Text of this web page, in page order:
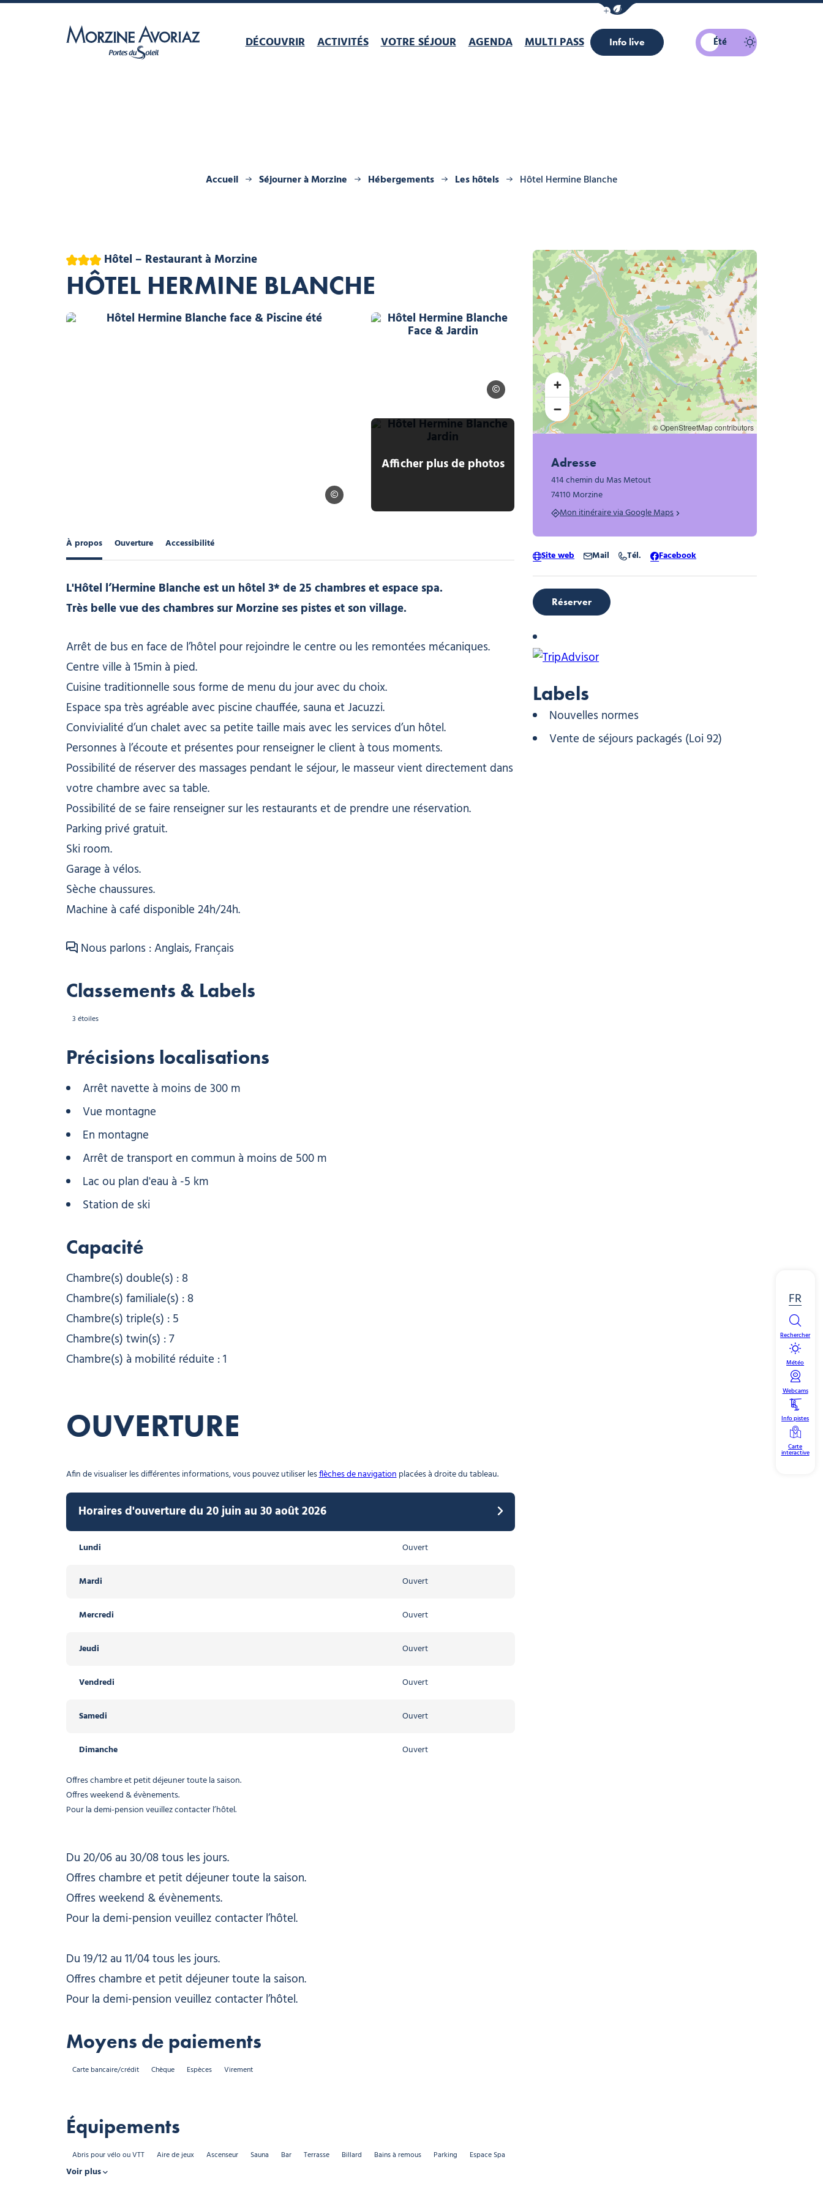
Afficher la barre de navigation du mode éco
DÉCOUVRIR ACTIVITÉS VOTRE SÉJOUR AGENDA MULTI PASS Info live Été
Accueil Séjourner à Morzine Hébergements Les hôtels Hôtel Hermine Blanche
FR
Rechercher
Météo
Webcams
Info pistes
Carte
interactive
3 étoilesHôtel – Restaurantà Morzine
HÔTEL HERMINE BLANCHE
Hôtel Hermine Blanche face & Piscine été, © Hôtel Hermine Blanche
Hôtel Hermine Blanche
Hôtel Hermine Blanche Face & Jardin , © Hôtel Hermine Blanche
Hôtel Hermine Blanche
Afficher plus de photos
Hôtel Hermine Blanche Jardin, © Hôtel Hermine Blanche
Hôtel Hermine Blanche
À propos Ouverture Accessibilité
L'Hôtel l’Hermine Blanche est un hôtel 3* de 25 chambres et espace spa.
Très belle vue des chambres sur Morzine ses pistes et son village.
Arrêt de bus en face de l’hôtel pour rejoindre le centre ou les remontées mécaniques.
Centre ville à 15min à pied.
Cuisine traditionnelle sous forme de menu du jour avec du choix.
Espace spa très agréable avec piscine chauffée, sauna et Jacuzzi.
Convivialité d’un chalet avec sa petite taille mais avec les services d’un hôtel.
Personnes à l’écoute et présentes pour renseigner le client à tous moments.
Possibilité de réserver des massages pendant le séjour, le masseur vient directement dans
votre chambre avec sa table.
Possibilité de se faire renseigner sur les restaurants et de prendre une réservation.
Parking privé gratuit.
Ski room.
Garage à vélos.
Sèche chaussures.
Machine à café disponible 24h/24h.
Nous parlons : Anglais, Français
Classements & Labels
3 étoiles
Précisions localisations
Arrêt navette à moins de 300 m
Vue montagne
En montagne
Arrêt de transport en commun à moins de 500 m
Lac ou plan d'eau à -5 km
Station de ski
Capacité
Chambre(s) double(s) : 8
Chambre(s) familiale(s) : 8
Chambre(s) triple(s) : 5
Chambre(s) twin(s) : 7
Chambre(s) à mobilité réduite : 1
OUVERTURE
Afin de visualiser les différentes informations, vous pouvez utiliser lesflèches de navigationplacées à droite du tableau.
Horaires d'ouverture du 20 juin au 30 août 2026
Lundi Ouvert
Mardi Ouvert
Mercredi Ouvert
Jeudi Ouvert
Vendredi Ouvert
Samedi Ouvert
Dimanche Ouvert
Offres chambre et petit déjeuner toute la saison.
Offres weekend & évènements.
Pour la demi-pension veuillez contacter l’hôtel.
Horaires d'ouverture du 19 décembre 2026 au 11 avril 2027
Lundi Ouvert
Mardi Ouvert
Mercredi Ouvert
Jeudi Ouvert
Vendredi Ouvert
Samedi Ouvert
Dimanche Ouvert
Du 20/06 au 30/08 tous les jours.
Offres chambre et petit déjeuner toute la saison.
Offres weekend & évènements.
Pour la demi-pension veuillez contacter l’hôtel.
Du 19/12 au 11/04 tous les jours.
Offres chambre et petit déjeuner toute la saison.
Pour la demi-pension veuillez contacter l’hôtel.
Moyens de paiements
Carte bancaire/crédit Chèque Espèces Virement
Équipements
Abris pour vélo ou VTT Aire de jeux Ascenseur Sauna Bar Terrasse Billard Bains à remous Parking Espace Spa
Voir plus
© OpenStreetMap contributors
Adresse
414 chemin du Mas Metout
74110 Morzine
Mon itinéraire via Google Maps
Site web Mail Tél. Facebook
Réserver
Labels
Nouvelles normes
Vente de séjours packagés (Loi 92)